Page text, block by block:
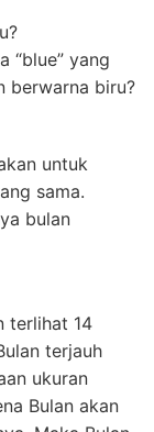
“blue” yang
berwarna biru?
untuk
sama.
bulan
terlihat 14
terjauh
ukuran
Bulan akan